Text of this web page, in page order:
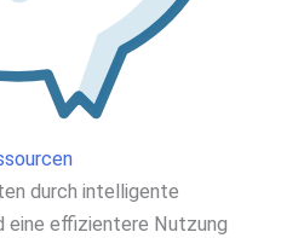
durch intelligente
eine effizientere Nutzung